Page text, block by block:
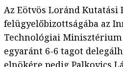
Az Eötvös Loránd Kutatási
felügyelőbizottságába az
Technológiai Minisztérium
egyaránt 6-6 tagot
elnökére pedig Palkovics